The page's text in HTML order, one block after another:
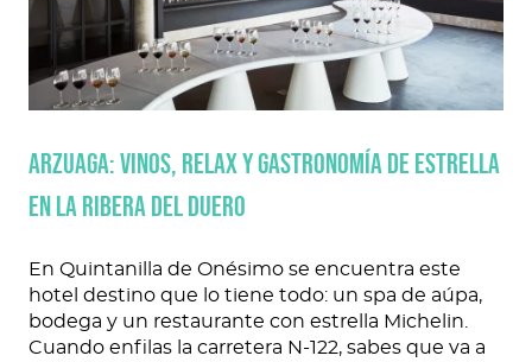
Arzuaga: vinos, relax y gastronomía de estrella
en la Ribera del Duero
En Quintanilla de Onésimo se encuentra este
hotel destino que lo tiene todo: un spa de aúpa,
bodega y un restaurante con estrella Michelin.
Cuando enfilas la carretera N-122, sabes que va a